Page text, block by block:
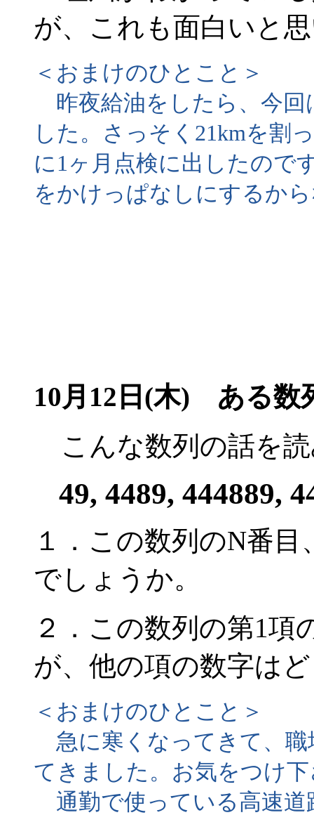
が、これも面白いと
＜おまけのひとこと＞
昨夜給油をしたら、今回
した。さっそく21kmを割
に1ヶ月点検に出したので
をかけっぱなしにするか
10月12日(木) ある数
こんな数列の話を
49, 4489, 444889,
１．この数列のN番
でしょうか。
２．この数列の第1項
が、他の項の数字は
＜おまけのひとこと＞
急に寒くなってきて、職
てきました。お気をつけ
通勤で使っている高速道